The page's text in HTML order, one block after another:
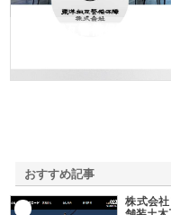
おすすめ記事
株式会